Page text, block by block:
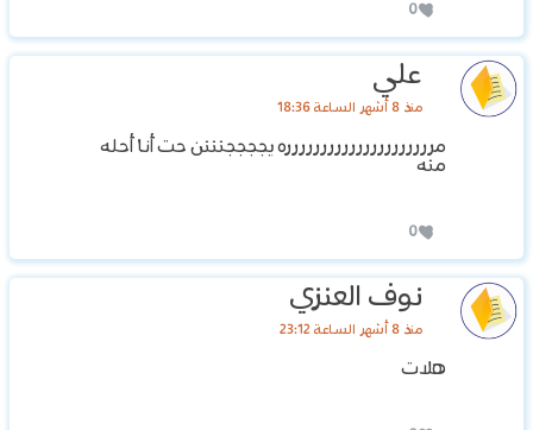
0
علي
منذ 8 أشهر الساعة 18:36
مررررررررررررررررررررره يججججنننن حت أنا أحله
منه
0
نوف العنزي
منذ 8 أشهر الساعة 23:12
هلات